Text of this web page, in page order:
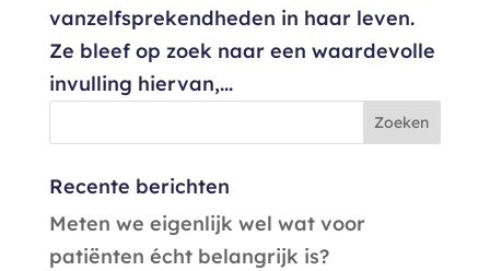
vanzelfsprekendheden in haar leven.
Ze bleef op zoek naar een waardevolle
invulling hiervan,...
Recente berichten
Meten we eigenlijk wel wat voor
patiënten écht belangrijk is?